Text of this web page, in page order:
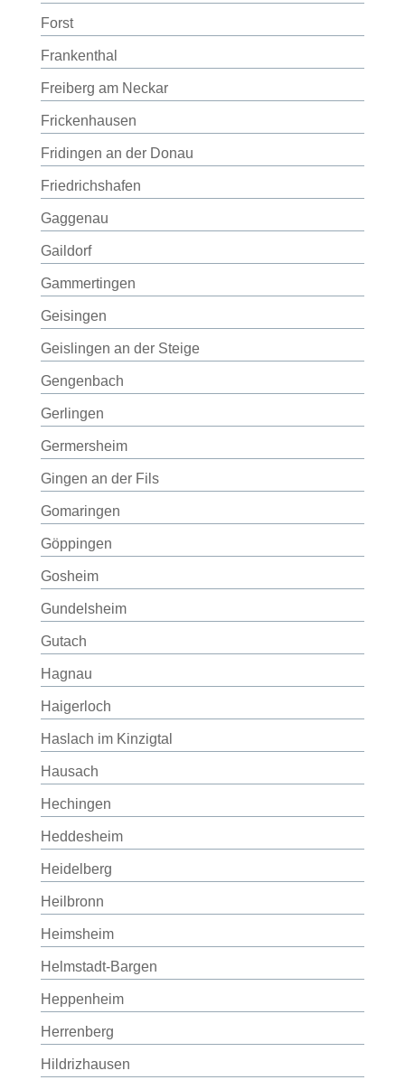
Forst
Frankenthal
Freiberg am Neckar
Frickenhausen
Fridingen an der Donau
Friedrichshafen
Gaggenau
Gaildorf
Gammertingen
Geisingen
Geislingen an der Steige
Gengenbach
Gerlingen
Germersheim
Gingen an der Fils
Gomaringen
Göppingen
Gosheim
Gundelsheim
Gutach
Hagnau
Haigerloch
Haslach im Kinzigtal
Hausach
Hechingen
Heddesheim
Heidelberg
Heilbronn
Heimsheim
Helmstadt-Bargen
Heppenheim
Herrenberg
Hildrizhausen